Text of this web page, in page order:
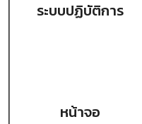
ระบบปฏิบัติการ
หน้าจอ